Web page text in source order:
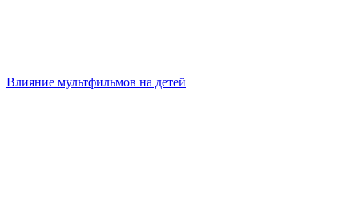
Влияние мультфильмов на детей